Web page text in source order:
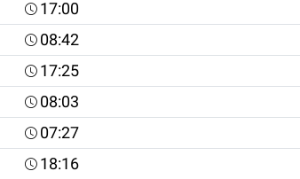
17:00
08:42
17:25
08:03
07:27
18:16